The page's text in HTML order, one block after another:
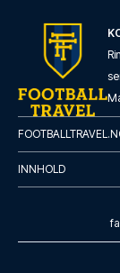
INNHOLD